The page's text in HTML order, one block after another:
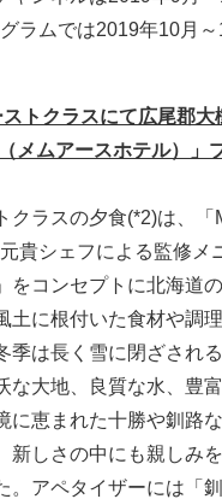
ラムでは2019年10月
トクラスにて広尾郡大
メムアースホテル）」
クラスの夕食(*2)は、「
貴シェフによる監修メ
をコンセプトに北海道
土に根付いた食材や調
季は長く雪に閉ざされ
な大地、良質な水、豊
に恵まれた十勝や釧路
新しさの中にも親しみ
。アペタイザーには「